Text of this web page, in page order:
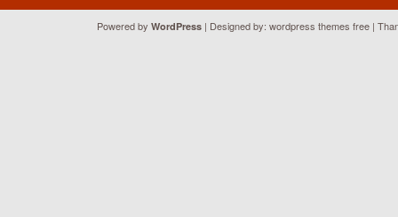
Powered by WordPress | Designed by: wordpress themes free |